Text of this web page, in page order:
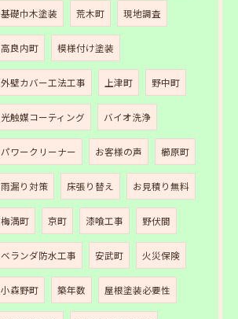
基礎巾木塗装 荒木町 現地調査
高良内町 模様付け塗装
外壁カバー工法工事 上津町 野中町
光触媒コーティング バイオ洗浄
パワークリーナー お客様の声 櫛原町
雨漏り対策 床張り替え お見積り無料
梅満町 京町 漆喰工事 野伏間
ベランダ防水工事 安武町 火災保険
小森野町 築年数 屋根塗装必要性